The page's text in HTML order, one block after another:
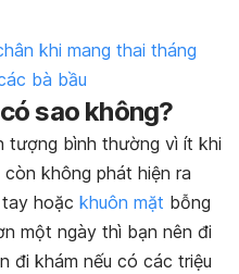
khi mang thai tháng
bà bầu
sao không?
tượng bình thường vì ít khi
không phát hiện ra
tay hoặc khuôn mặt bỗng
một ngày thì bạn nên đi
đi khám nếu có các triệu